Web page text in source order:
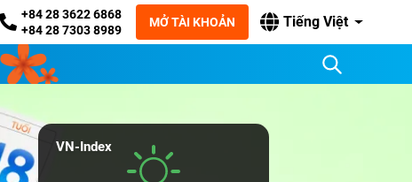
+84 28 3622 6868
+84 28 7303 8989
MỞ TÀI KHOẢN Tiếng Việt
VN-Index